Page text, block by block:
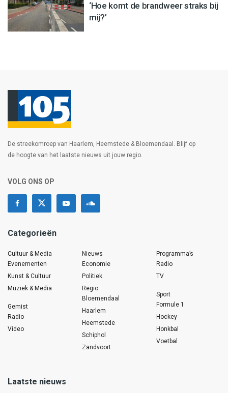
‘Hoe komt de brandweer straks bij
mij?’
De streekomroep van Haarlem, Heemstede & Bloemendaal. Blijf op
de hoogte van het laatste nieuws uit jouw regio.
VOLG ONS OP
Categorieën
Cultuur & Media
Evenementen
Kunst & Cultuur
Muziek & Media
Gemist
Radio
Video
Nieuws
Economie
Politiek
Regio
Bloemendaal
Haarlem
Heemstede
Schiphol
Zandvoort
Programma’s
Radio
TV
Sport
Formule 1
Hockey
Honkbal
Voetbal
Laatste nieuws